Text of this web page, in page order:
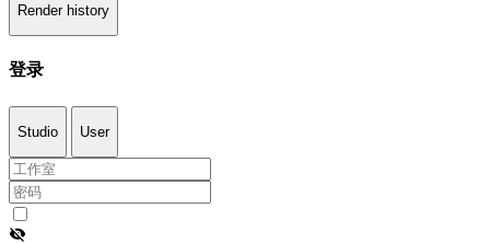
Render history
登录
Studio User
visibility_off